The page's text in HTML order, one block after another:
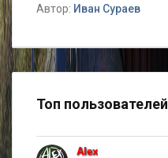
Автор: Иван Сураев
Топ пользователей
Alex